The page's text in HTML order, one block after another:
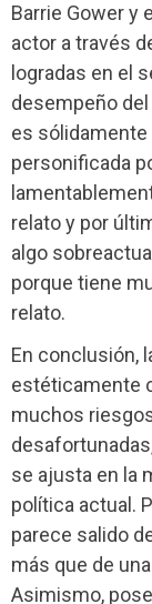
Barrie Gower y
actor a través
logradas en el
desempeño
es sólidamente
personificada
relato y por
algo
porque tiene
relato.
En conclusión,
estéticamente
muchos
se ajusta en la
política actual.
parece salido
más que de
Asimismo,